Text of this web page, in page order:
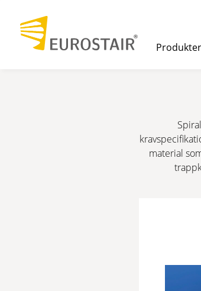
Produkter
RAKA TRAPPOR
material